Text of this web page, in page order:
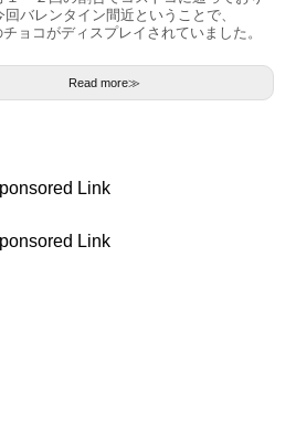
回バレンタイン間近ということで、
ョコがディスプレイされていました。
Read more≫
Link
Link